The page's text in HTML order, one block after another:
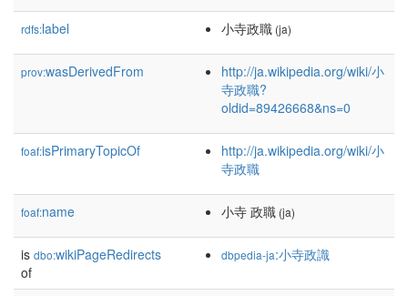
rdfs:label 小寺政職 (ja)
prov:wasDerivedFrom
http://ja.wikipedia.org/wiki/小
寺政職?
oldid=89426668&ns=0
foaf:isPrimaryTopicOf
http://ja.wikipedia.org/wiki/小
寺政職
foaf:name 小寺 政職 (ja)
is dbo:wikiPageRedirects
of
dbpedia-ja:小寺政識